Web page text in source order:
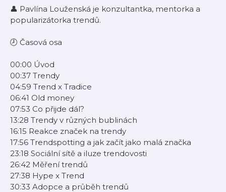
👤 Pavlína Louženská je konzultantka, mentorka a
popularizátorka trendů.
🕗 Časová osa
00:00 Úvod
00:37 Trendy
04:59 Trend x Tradice
06:41 Old money
07:53 Co přijde dál?
13:28 Trendy v různých bublinách
16:15 Reakce značek na trendy
17:56 Trendspotting a jak začít jako malá značka
23:18 Sociální sítě a iluze trendovosti
26:42 Měření trendů
27:38 Hype x Trend
30:33 Adopce a průběh trendů